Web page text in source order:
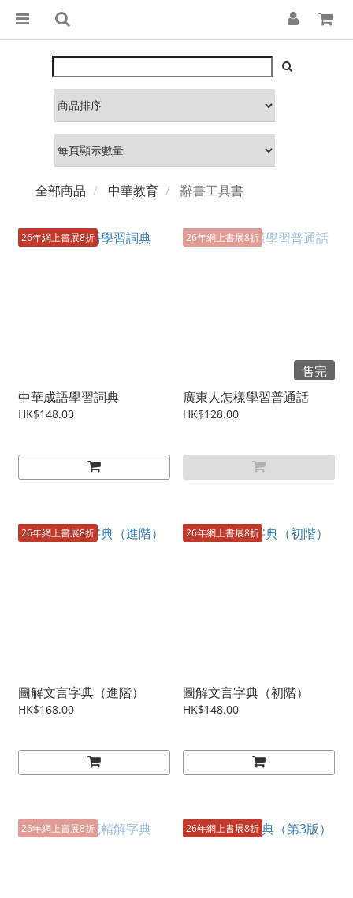
全部商品 中華教育 辭書工具書
26年網上書展8折
中華成語學習詞典
HK$148.00
26年網上書展8折
售完
廣東人怎樣學習普通話
HK$128.00
26年網上書展8折
圖解文言字典（進階）
HK$168.00
26年網上書展8折
圖解文言字典（初階）
HK$148.00
26年網上書展8折 26年網上書展8折